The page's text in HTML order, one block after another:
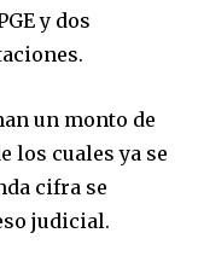
part of the
y dos
un monto de
los cuales ya se
cifra se
judicial.